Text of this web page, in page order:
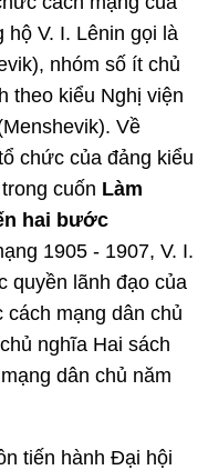
hộ V. I. Lênin gọi là
nhóm số ít chủ
theo kiểu Nghị viện
Về
chức của đảng kiểu
cuốn Làm
hai bước
1905 - 1907, V. I.
quyền lãnh đạo của
cách mạng dân chủ
nghĩa Hai sách
dân chủ năm
tiến hành Đại hội